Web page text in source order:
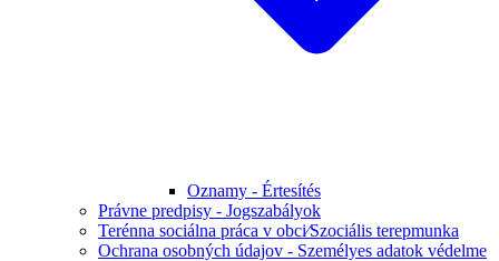
Oznamy - Értesítés
Právne predpisy - Jogszabályok
Terénna sociálna práca v obci⁄Szociális terepmunka
Ochrana osobných údajov - Személyes adatok védelme